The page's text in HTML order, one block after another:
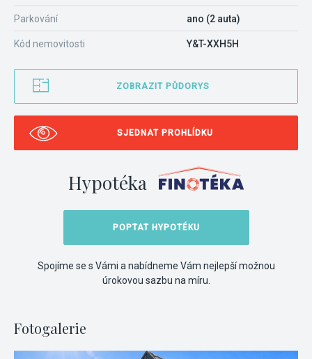
Parkování ano (2 auta)
Kód nemovitosti Y&T-XXH5H
ZOBRAZIT PŮDORYS
SJEDNAT PROHLÍDKU
Hypotéka
POPTAT HYPOTÉKU
Spojíme se s Vámi a nabídneme Vám nejlepší možnou
úrokovou sazbu na míru.
Fotogalerie